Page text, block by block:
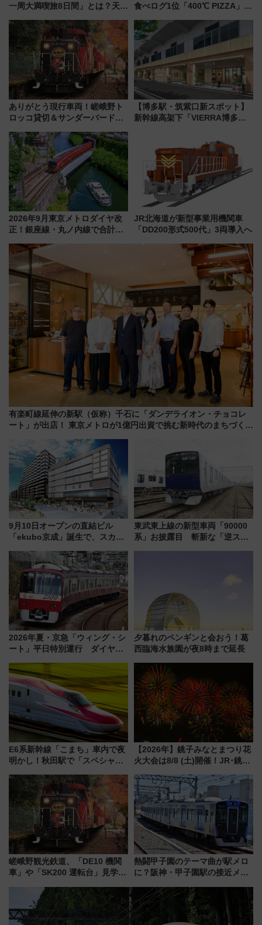
一周大満喫旅8日間」とは？天橋
の絶景＆限定グルメを網羅！煩
雑な手続きも不要でお手軽に楽
しめるプランが登場
食べログ1位「400℃ PIZZA」が
プン。もつ鍋風など限定メニュ
ーも
ありがとう現行車両！嵯峨野ト
ロッコ貸切＆サンダーバードレ
斉藤雪乃＆福原トシヒロと行
く！9月13日「京都の鉄道満喫
ツアー」開催
【博多駅・筑紫口新スポット】
新幹線高架下「VIERRA博多テ
など注目の全6店舗 「博多活憩
通り」も一新
2026年9月東京メトロダイヤ改
正！銀座線・丸ノ内線で合計
待
JR北海道が新型事業用機関車
「DD200形式500代」3両導入へ
有楽町線延伸の新駅（仮称）千石に「ダンデライオン・チョコレ
ート」が出店！ 東京メトロが1億円出資で挑む新時代のまちづくり
9月10日オープンの直結ビル
「ekubo京成」誕生で、スカイ
新鎌ヶ谷はどう変わる？ 全テナ
ント情報も公開！
東武東上線の新型車両「90000
系」お披露目 斬新な「逆スラ
2026年夏・京急「ウィング・シ
ート」平日特別運行 ダイヤ・
三浦海岸を堪能できるお出かけ
プランもご紹介
夕暮れのペンギンと会おう！葛
西臨海水族園が夜8時まで延長
E6系新幹線「こまち」車内で夜
明かし！秋田駅で「スペシャル
法は？
【2026年】銚子みなとまつり花
火大会は8/8 (土)開催！JR･銚子
報、利根川に咲く8,000発の大迫
力＆屋台を満喫
嵯峨野観光鉄道、「DE10 機関
車」や「SK200 運転台」見学ツ
トの一環で激レア体験できちゃ
うかも 参加方法やスケジュール
をご紹介
熱闘甲子園のテーマ曲が駅メロ
に？阪神・甲子園駅の接近メロ
谷実アレンジの特別仕様へ、8月
5日始発から